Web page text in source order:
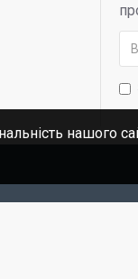
нашого